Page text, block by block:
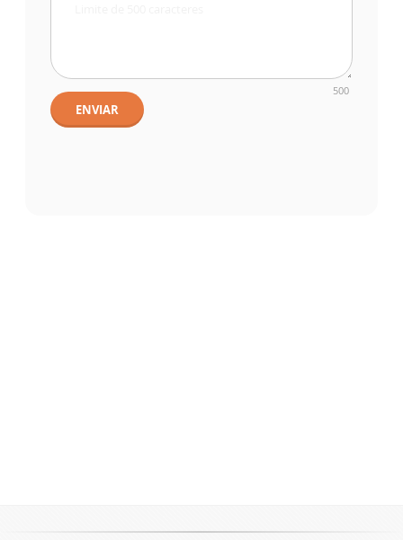
500
ENVIAR